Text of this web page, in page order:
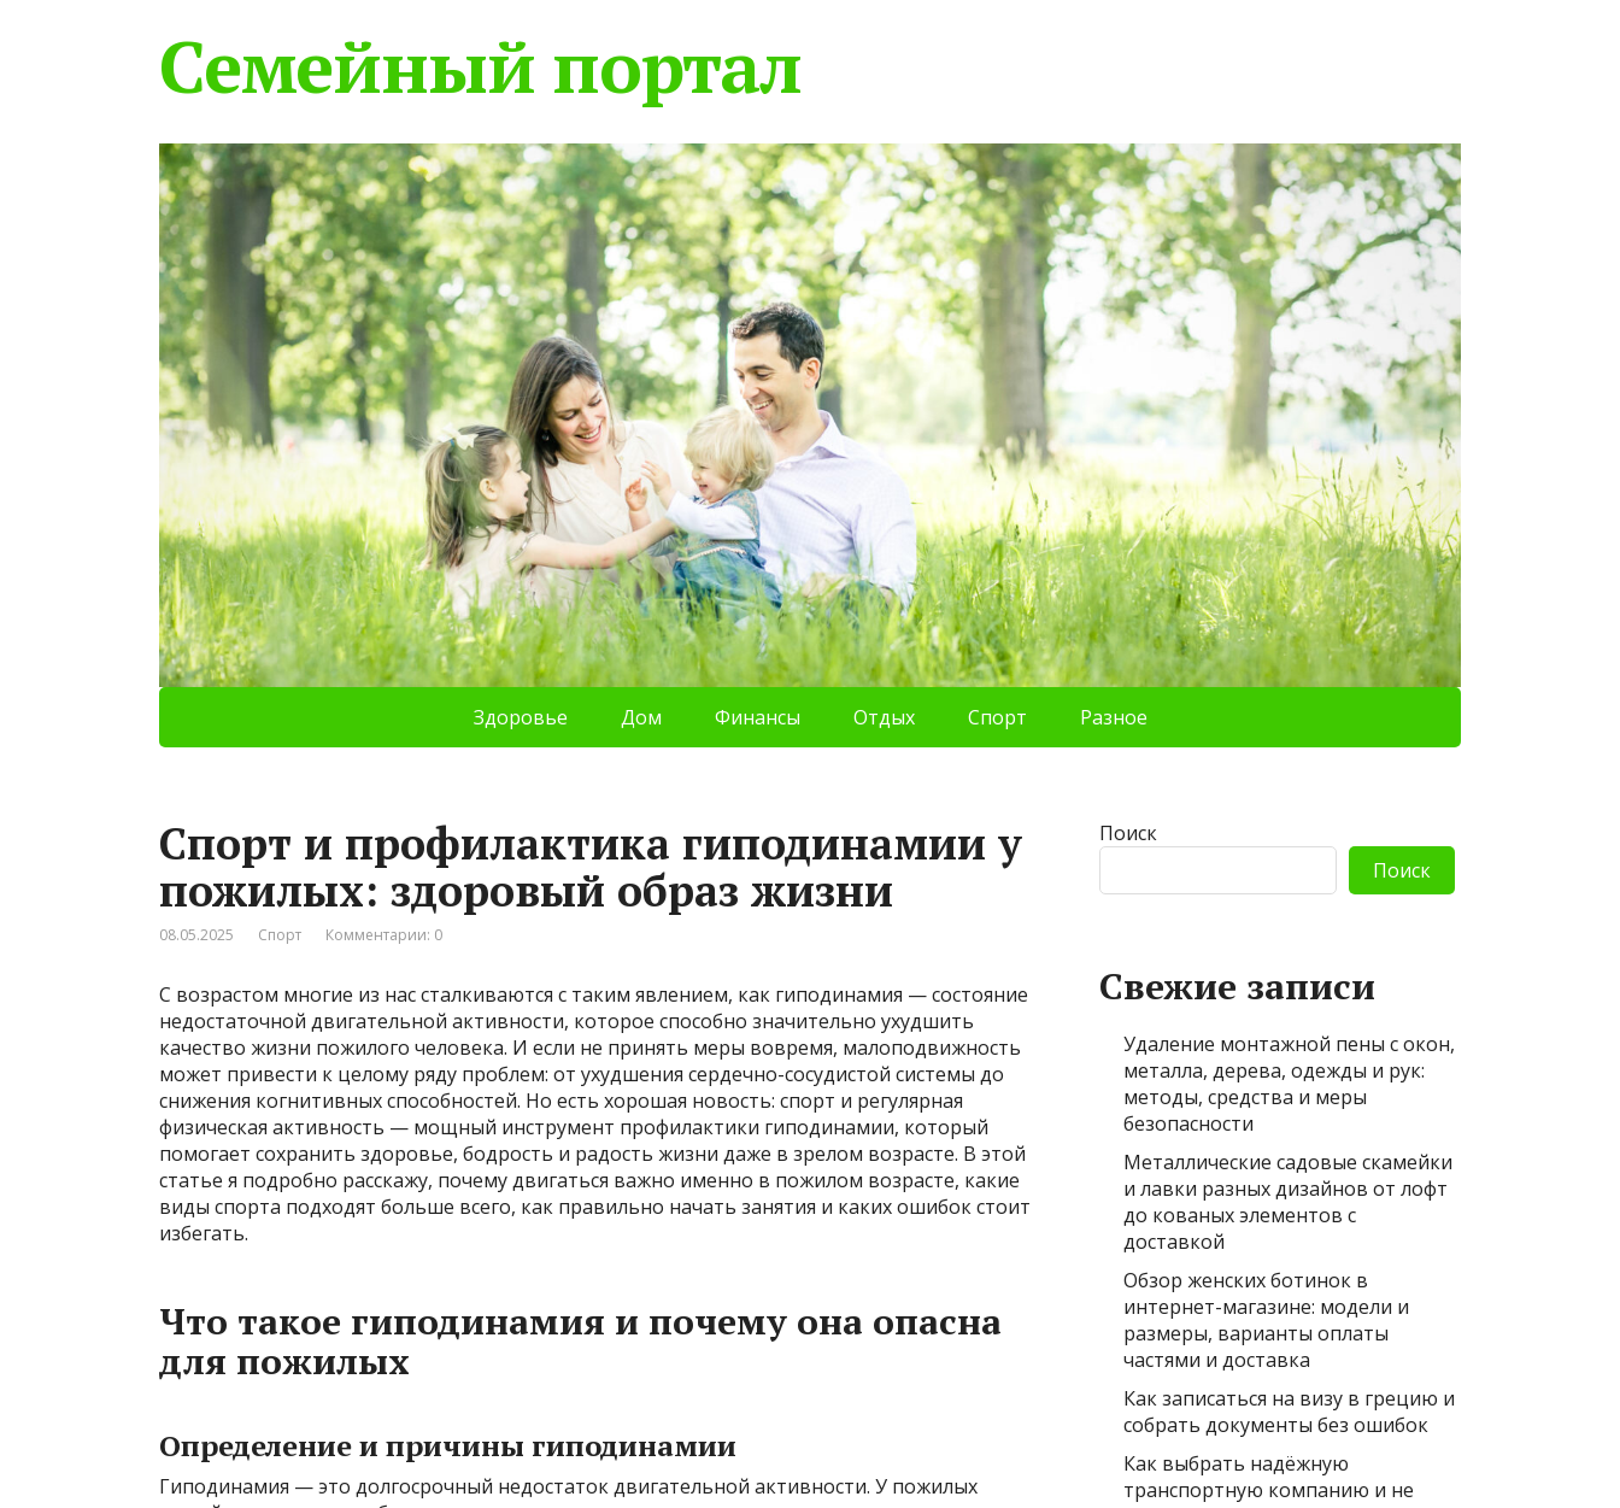
Семейный портал
Здоровье Дом Финансы Отдых Спорт Разное
Спорт и профилактика гиподинамии у
пожилых: здоровый образ жизни
08.05.2025 Спорт Комментарии: 0
С возрастом многие из нас сталкиваются с таким явлением, как гиподинамия — состояние
недостаточной двигательной активности, которое способно значительно ухудшить
качество жизни пожилого человека. И если не принять меры вовремя, малоподвижность
может привести к целому ряду проблем: от ухудшения сердечно-сосудистой системы до
снижения когнитивных способностей. Но есть хорошая новость: спорт и регулярная
физическая активность — мощный инструмент профилактики гиподинамии, который
помогает сохранить здоровье, бодрость и радость жизни даже в зрелом возрасте. В этой
статье я подробно расскажу, почему двигаться важно именно в пожилом возрасте, какие
виды спорта подходят больше всего, как правильно начать занятия и каких ошибок стоит
избегать.
Что такое гиподинамия и почему она опасна
для пожилых
Определение и причины гиподинамии
Гиподинамия — это долгосрочный недостаток двигательной активности. У пожилых
Поиск
Поиск
Свежие записи
Удаление монтажной пены с окон,
металла, дерева, одежды и рук:
методы, средства и меры
безопасности
Металлические садовые скамейки
и лавки разных дизайнов от лофт
до кованых элементов с
доставкой
Обзор женских ботинок в
интернет-магазине: модели и
размеры, варианты оплаты
частями и доставка
Как записаться на визу в грецию и
собрать документы без ошибок
Как выбрать надёжную
транспортную компанию и не